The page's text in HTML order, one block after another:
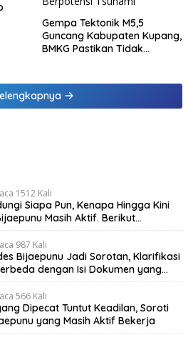
Gempa Tektonik M5,5
Guncang Kabupaten Kupang,
BMKG Pastikan Tidak
1512 Kali
Siapa Pun, Kenapa Hingga Kini
Masih Aktif. Berikut
I DPRD TTS.
987 Kali
Bijaepunu Jadi Sorotan, Klarifikasi
dengan Isi Dokumen yang
566 Kali
Dipecat Tuntut Keadilan, Soroti
yang Masih Aktif Bekerja